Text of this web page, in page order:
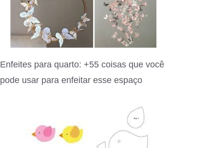
Enfeites para quarto: +55 coisas que você
pode usar para enfeitar esse espaço